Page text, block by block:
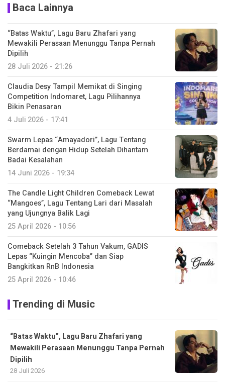
Baca Lainnya
“Batas Waktu”, Lagu Baru Zhafari yang
Mewakili Perasaan Menunggu Tanpa Pernah
Dipilih
28 Juli 2026 - 21:26
Claudia Desy Tampil Memikat di Singing
Competition Indomaret, Lagu Pilihannya
Bikin Penasaran
4 Juli 2026 - 17:41
Swarm Lepas “Amayadori”, Lagu Tentang
Berdamai dengan Hidup Setelah Dihantam
Badai Kesalahan
14 Juni 2026 - 19:34
The Candle Light Children Comeback Lewat
“Mangoes”, Lagu Tentang Lari dari Masalah
yang Ujungnya Balik Lagi
25 April 2026 - 10:56
Comeback Setelah 3 Tahun Vakum, GADIS
Lepas “Kuingin Mencoba” dan Siap
Bangkitkan RnB Indonesia
25 April 2026 - 10:46
Trending di Music
“Batas Waktu”, Lagu Baru Zhafari yang
Mewakili Perasaan Menunggu Tanpa Pernah
Dipilih
28 Juli 2026